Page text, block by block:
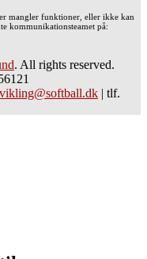
mangler funktioner, eller ikke kan
kommunikationsteamet på:
. All rights reserved.
| tlf.